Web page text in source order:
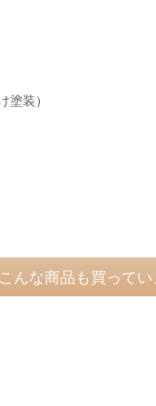
塗装）
んな商品も買って